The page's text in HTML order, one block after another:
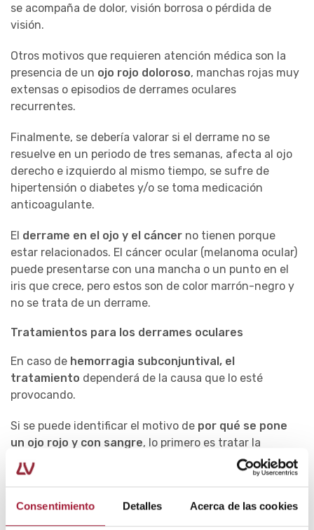
Consentimiento Detalles Acerca de las cookies
se acompaña de dolor, visión borrosa o pérdida de
visión.
Otros motivos que requieren atención médica son la
presencia de un ojo rojo doloroso, manchas rojas muy
extensas o episodios de derrames oculares
recurrentes.
Finalmente, se debería valorar si el derrame no se
resuelve en un periodo de tres semanas, afecta al ojo
derecho e izquierdo al mismo tiempo, se sufre de
hipertensión o diabetes y/o se toma medicación
anticoagulante.
El derrame en el ojo y el cáncer no tienen porque
estar relacionados. El cáncer ocular (melanoma ocular)
puede presentarse con una mancha o un punto en el
iris que crece, pero estos son de color marrón-negro y
no se trata de un derrame.
Tratamientos para los derrames oculares
En caso de hemorragia subconjuntival, el
tratamiento dependerá de la causa que lo esté
provocando.
Si se puede identificar el motivo de por qué se pone
un ojo rojo y con sangre, lo primero es tratar la
patología que lo está provocando.
En caso de que se trate de un efecto secundario de un
medicamento, se puede consultar con el médico si
existen medidas para prevenir los derrames en el ojo.